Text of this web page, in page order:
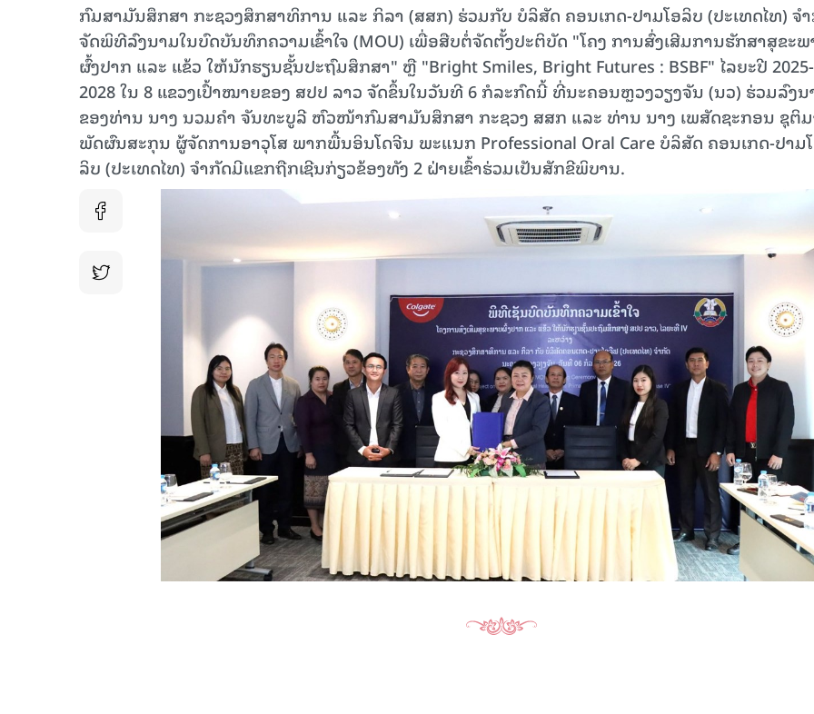
ກົມສາມັນສຶກສາ ກະຊວງສຶກສາທິການ ແລະ ກິລາ (ສສກ) ຮ່ວມກັບ ບໍລິສັດ ຄອນເກດ-ປາມໂອລິບ (ປະເທດໄທ) ຈ
ຈັດພິທີລົງນາມໃນບົດບັນທຶກຄວາມເຂົ້າໃຈ (MOU) ເພື່ອສືບຕໍ່ຈັດຕັ້ງປະຕິບັດ "ໂຄງ ການສົ່ງເສີມການຮັກສາສຸຂະພ
ຜົ້ງປາກ ແລະ ແຂ້ວ ໃຫ້ນັກຮຽນຊັ້ນປະຖົມສຶກສາ" ຫຼື "Bright Smiles, Bright Futures : BSBF" ໄລຍະປີ 2025-
2028 ໃນ 8 ແຂວງເປົ້າໝາຍຂອງ ສປປ ລາວ ຈັດຂຶ້ນໃນວັນທີ 6 ກໍລະກົດນີ້ ທີ່ນະຄອນຫຼວງວຽງຈັນ (ນວ) ຮ່ວມລົງນ
ຂອງທ່ານ ນາງ ນວມຄຳ ຈັນທະບູລີ ຫົວໜ້າກົມສາມັນສຶກສາ ກະຊວງ ສສກ ແລະ ທ່ານ ນາງ ເພສັດຊະກອນ ຊຸຕິ
ພັດຜົນສະກຸນ ຜູ້ຈັດການອາວຸໂສ ພາກພື້ນອິນໂດຈີນ ພະແນກ Professional Oral Care ບໍລິສັດ ຄອນເກດ-ປາມ
ລິບ (ປະເທດໄທ) ຈຳກັດມີແຂກຖືກເຊີນກ່ຽວຂ້ອງທັງ 2 ຝ່າຍເຂົ້າຮ່ວມເປັນສັກຂີພິບານ.
15.040(07-08-